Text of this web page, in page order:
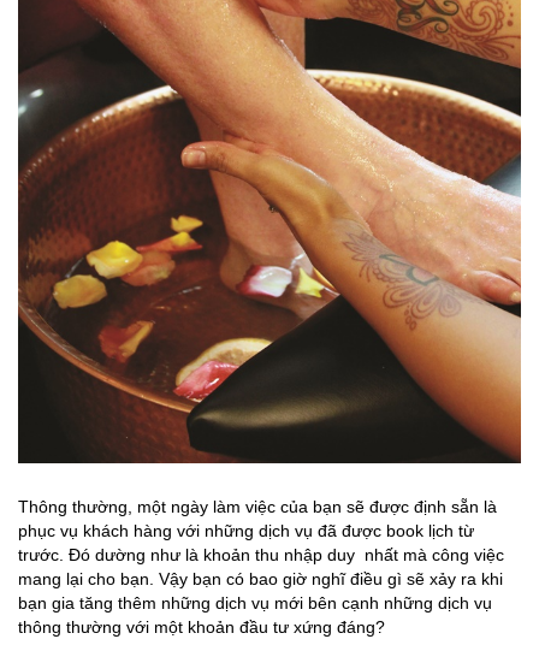
Thông thường, một ngày làm việc của bạn sẽ được định sẵn là
phục vụ khách hàng với những dịch vụ đã được book lịch từ
trước. Đó dường như là khoản thu nhập duy nhất mà công việc
mang lại cho bạn. Vậy bạn có bao giờ nghĩ điều gì sẽ xảy ra khi
bạn gia tăng thêm những dịch vụ mới bên cạnh những dịch vụ
thông thường với một khoản đầu tư xứng đáng?